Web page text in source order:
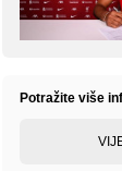
Potražite više